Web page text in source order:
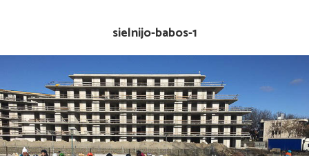
sielnijo-babos-1